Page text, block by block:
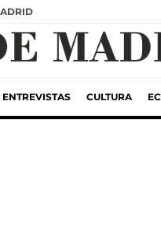
ENTREVISTAS CULTURA